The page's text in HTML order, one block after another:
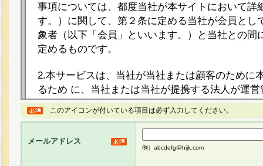
事項については、都度当社が本サイトにおいて詳
す。）に関して、第２条に定める当社が会員とし
象者（以下「会員」といいます。）と当社との間
定めるものです。
2.本サービスは、当社が当社または顧客のために
るため に、当社または当社が提携する法人が運
ト（以下「本サイト」といいます。）上に本サー
ージを設け、会員がアンケー ト調査に回答する
し、その結果を当社が集計・分析その他の利用を
るものです。なお、本サービスは、それぞれの目
員に対して本サービスの依頼を行うこともあり、
このアイコンが付いている項目は必ず入力してください。
メールアドレス
例）abcdefg@hijk.com